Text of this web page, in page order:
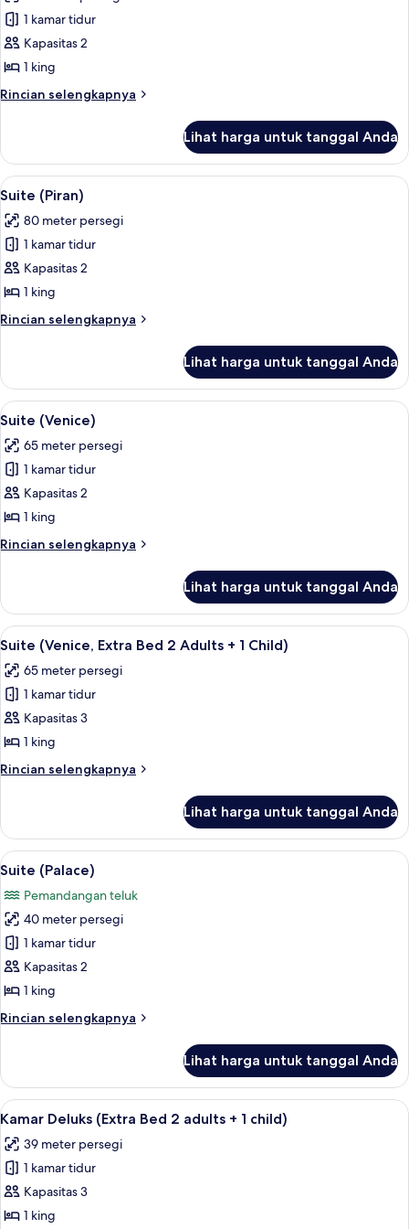
untuk
Suite
(Rose)
1 kamar tidur
Kapasitas 2
1 king
Rincian selengkapnya
Rincian
Suite
(Rose)
Lihat harga untuk tanggal Anda
Lihat
semua
foto
untuk
Suite
(Piran)
Seprai antialergi, minibar, brankas,
5
Suite (Piran)
80 meter persegi
1 kamar tidur
Kapasitas 2
1 king
Rincian selengkapnya
Rincian
Suite
(Piran)
Lihat harga untuk tanggal Anda
Lihat
semua
foto
untuk
Suite
(Venice)
4
Suite (Venice)
65 meter persegi
1 kamar tidur
Kapasitas 2
1 king
Rincian selengkapnya
Rincian
Suite
(Venice)
Lihat harga untuk tanggal Anda
Lihat
semua
foto
untuk
Suite
(Venice,
Extra
Bed
Adults
+
1
Child)
4
Suite (Venice, Extra Bed 2 Adults + 1 Child)
65 meter persegi
1 kamar tidur
Kapasitas 3
1 king
Rincian selengkapnya
Rincian
Suite
(Venice,
Extra
2
Adults
Child)
Lihat harga untuk tanggal Anda
Lihat
semua
foto
untuk
Suite
(Palace)
5
Suite (Palace)
Pemandangan teluk
40 meter persegi
1 kamar tidur
Kapasitas 2
1 king
Rincian selengkapnya
Rincian
Suite
(Palace)
Lihat harga untuk tanggal Anda
Lihat
semua
foto
untuk
Kamar
Deluks
Seprai antialergi, minibar, brankas,
4
Kamar Deluks (Extra Bed 2 adults + 1 child)
39 meter persegi
1 kamar tidur
Kapasitas 3
1 king